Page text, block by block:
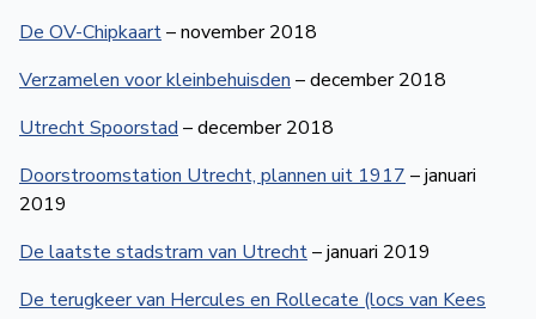
De OV-Chipkaart– november 2018
Verzamelen voor kleinbehuisden– december 2018
Utrecht Spoorstad– december 2018
Doorstroomstation Utrecht, plannen uit 1917– januari
2019
De laatste stadstram van Utrecht– januari 2019
De terugkeer van Hercules en Rollecate (locs van Kees